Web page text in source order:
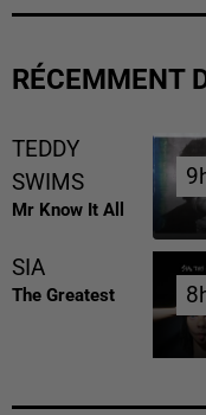
RÉCEMMENT
TEDDY
SWIMS
Mr Know It All
SIA
The Greatest